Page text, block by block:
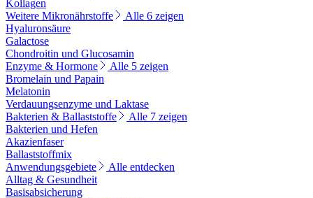
Kollagen
Weitere Mikronährstoffe
Alle 6 zeigen
Hyaluronsäure
Galactose
Chondroitin und Glucosamin
Enzyme & Hormone
Alle 5 zeigen
Bromelain und Papain
Melatonin
Verdauungsenzyme und Laktase
Bakterien & Ballaststoffe
Alle 7 zeigen
Bakterien und Hefen
Akazienfaser
Ballaststoffmix
Anwendungsgebiete
Alle entdecken
Alltag & Gesundheit
Basisabsicherung